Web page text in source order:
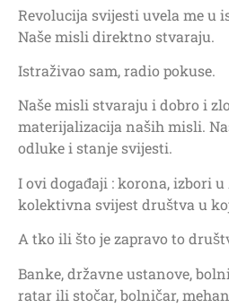
Revolucija svijesti uvela me u
Naše misli direktno stvaraju.
Istraživao sam, radio pokuse.
Naše misli stvaraju i dobro i
materijalizacija naših misli.
odluke i stanje svijesti.
I ovi događaji : korona, izbori
kolektivna svijest društva u
A tko ili što je zapravo to
Banke, državne ustanove,
ratar ili stočar, bolničar,